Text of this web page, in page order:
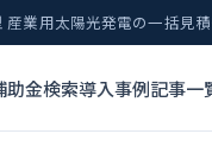
業用太陽光発電の一括見
助金検索導入事例記事一